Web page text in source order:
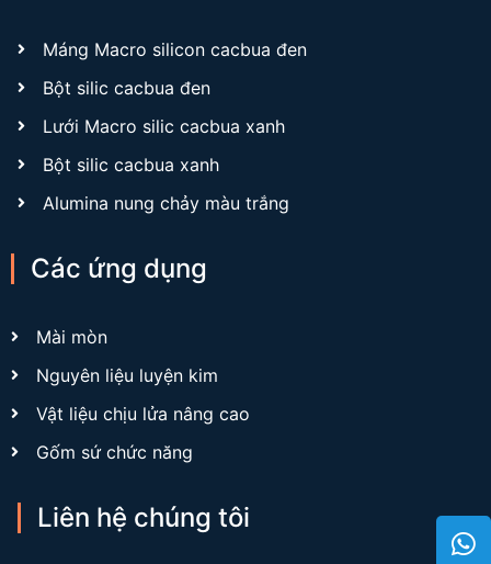
Máng Macro silicon cacbua đen
Bột silic cacbua đen
Lưới Macro silic cacbua xanh
Bột silic cacbua xanh
Alumina nung chảy màu trắng
Các ứng dụng
Mài mòn
Nguyên liệu luyện kim
Vật liệu chịu lửa nâng cao
Gốm sứ chức năng
Liên hệ chúng tôi